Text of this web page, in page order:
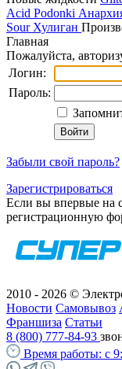
Acid Podonki
Sour Хулиган
Главная
Пожалуйста,
Логин:
Пароль:
Забыли свой пароль?
Зарегистрироваться
Если вы впервые на
регистрационную
2010 - 2026 ©
Новости Самовывоз
Франшиза Статьи
8 (800) 777-84-93
Время работы: с